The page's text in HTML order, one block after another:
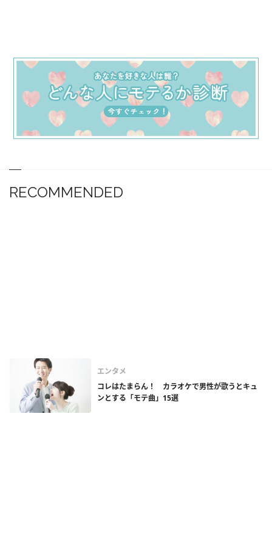
RECOMMENDED
エンタメ
コレはたまらん！ カラオケで男性が歌うとキュ
ンとする「モテ曲」15選